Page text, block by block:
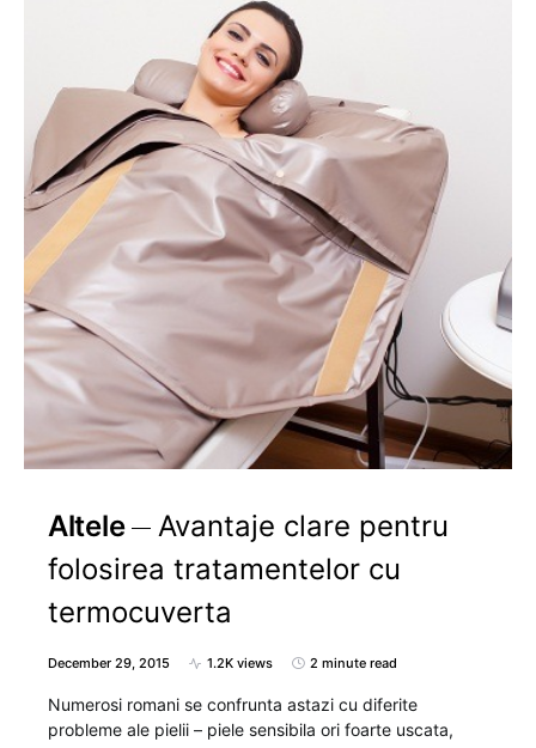
Altele
Avantaje clare pentru
folosirea tratamentelor cu
termocuverta
December 29, 2015 1.2K views 2 minute read
Numerosi romani se confrunta astazi cu diferite
probleme ale pielii – piele sensibila ori foarte uscata,